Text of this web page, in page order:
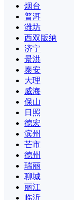
烟台
普洱
潍坊
西双版纳
济宁
景洪
泰安
大理
威海
保山
日照
德宏
滨州
芒市
德州
瑞丽
聊城
丽江
临沂